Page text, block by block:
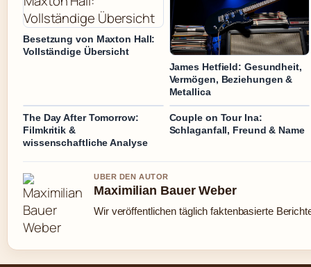
Besetzung von Maxton Hall:
Vollständige Übersicht
James Hetfield: Gesundheit,
Vermögen, Beziehungen &
Metallica
The Day After Tomorrow:
Filmkritik &
wissenschaftliche Analyse
Couple on Tour Ina:
Schlaganfall, Freund & Name
UBER DEN AUTOR
Maximilian Bauer Weber
Wir veröffentlichen täglich faktenbasierte